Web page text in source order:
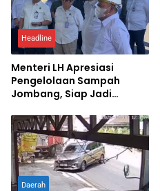
Headline
Menteri LH Apresiasi
Pengelolaan Sampah
Jombang, Siap Jadi
Daerah